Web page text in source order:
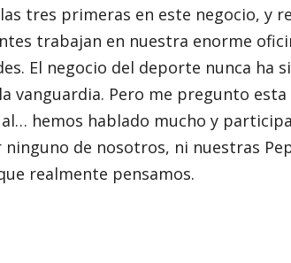
tres primeras en este negocio, y
trabajan en nuestra enorme
El negocio del deporte nunca ha
vanguardia. Pero me pregunto
hemos hablado mucho y
de nosotros, ni nuestras
realmente pensamos.